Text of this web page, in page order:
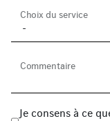
Choix du service
Commentaire
Je consens à ce